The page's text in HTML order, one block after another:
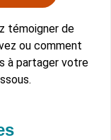
témoigner de
ou comment
à partager votre